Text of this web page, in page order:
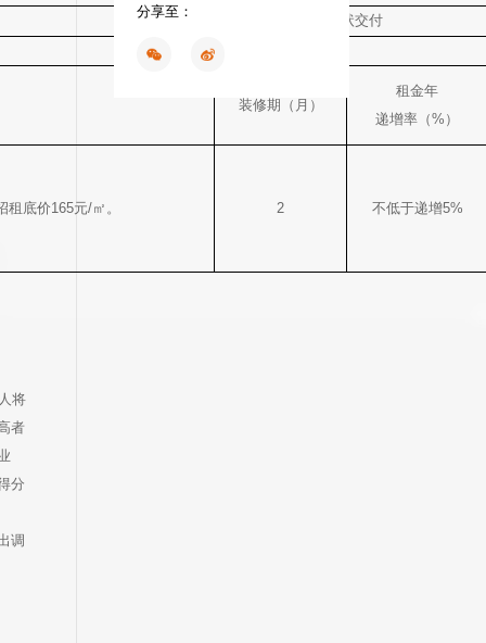
按现状交付
装修期（月）
租金年
递增率（%）
底价165元/㎡。 2 不低于递增5%
将
者
分
调
分享至：